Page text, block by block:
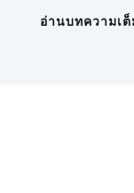
อ่านบทความเต็